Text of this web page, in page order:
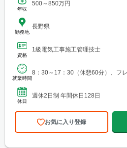
年収
500～850万円
勤務地
長野県
資格
1級電気工事施工管理技士
就業時間
8：30～17：30（休憩60分）、フ
休日
週休2日制 年間休日128日
お気に入り登録